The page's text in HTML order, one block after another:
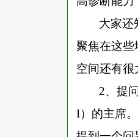
大家还
聚焦在这些
空间还有很
2、提
I）的主席